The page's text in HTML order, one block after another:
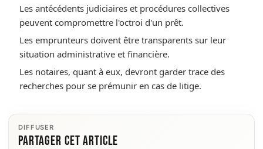
Les antécédents judiciaires et procédures collectives
peuvent compromettre l'octroi d'un prêt.
Les emprunteurs doivent être transparents sur leur
situation administrative et financière.
Les notaires, quant à eux, devront garder trace des
recherches pour se prémunir en cas de litige.
DIFFUSER
Partager cet article